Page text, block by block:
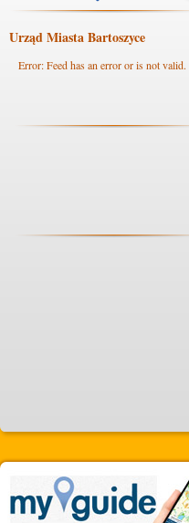
Urząd Miasta Bartoszyce
Error: Feed has an error or is not valid.